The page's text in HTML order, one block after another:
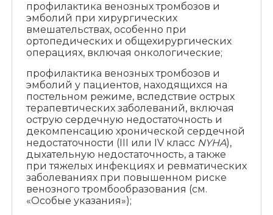
профилактика венозных тромбозов и
эмболий при хирургических
вмешательствах, особенно при
ортопедических и общехирургических
операциях, включая онкологические;
профилактика венозных тромбозов и
эмболий у пациентов, находящихся на
постельном режиме, вследствие острых
терапевтических заболеваний, включая
острую сердечную недостаточность и
декомпенсацию хронической сердечной
недостаточности (III или IV класс NYHA),
дыхательную недостаточность, а также
при тяжелых инфекциях и ревматических
заболеваниях при повышенном риске
венозного тромбообразования (см.
«Особые указания»);